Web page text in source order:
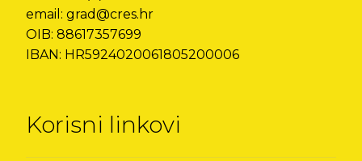
email: grad@cres.hr
OIB: 88617357699
IBAN: HR5924020061805200006
Korisni linkovi